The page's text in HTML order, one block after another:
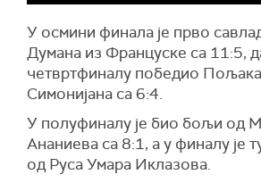
У осмини финала је прво
Думана из Француске са 11:5,
четвртфиналу победио
Симонијана са 6:4.
У полуфиналу је био бољи од
Ананиева са 8:1, а у финалу је
од Руса Умара Иклазова.